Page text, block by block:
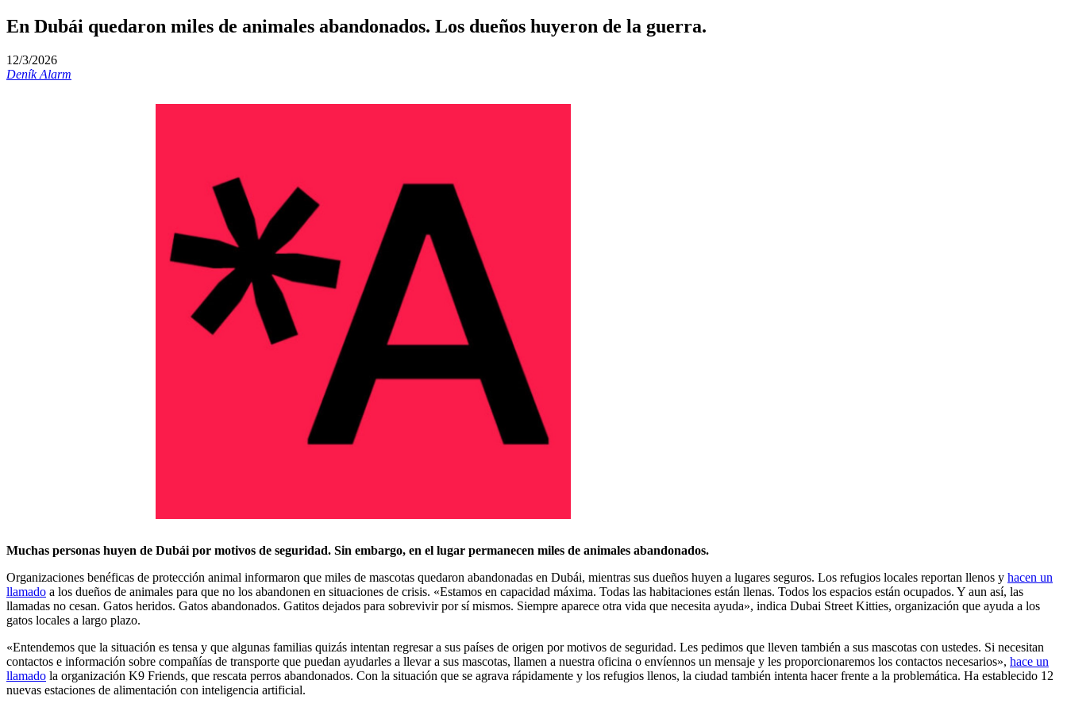
En Dubái quedaron miles de animales abandonados. Los dueños huyeron de la guerra.
12/3/2026
Deník Alarm
Muchas personas huyen de Dubái por motivos de seguridad. Sin embargo, en el lugar permanecen miles de animales abandonados.
Organizaciones benéficas de protección animal informaron que miles de mascotas quedaron abandonadas en Dubái, mientras sus dueños huyen a lugares seguros. Los refugios locales reportan llenos y hacen un
llamado a los dueños de animales para que no los abandonen en situaciones de crisis. «Estamos en capacidad máxima. Todas las habitaciones están llenas. Todos los espacios están ocupados. Y aun así, las
llamadas no cesan. Gatos heridos. Gatos abandonados. Gatitos dejados para sobrevivir por sí mismos. Siempre aparece otra vida que necesita ayuda», indica Dubai Street Kitties, organización que ayuda a los
gatos locales a largo plazo.
«Entendemos que la situación es tensa y que algunas familias quizás intentan regresar a sus países de origen por motivos de seguridad. Les pedimos que lleven también a sus mascotas con ustedes. Si necesitan
contactos e información sobre compañías de transporte que puedan ayudarles a llevar a sus mascotas, llamen a nuestra oficina o envíennos un mensaje y les proporcionaremos los contactos necesarios», hace un
llamado la organización K9 Friends, que rescata perros abandonados. Con la situación que se agrava rápidamente y los refugios llenos, la ciudad también intenta hacer frente a la problemática. Ha establecido 12
nuevas estaciones de alimentación con inteligencia artificial.